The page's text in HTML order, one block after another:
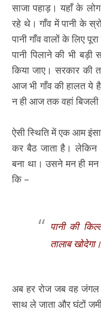
साजा पहाड़। यहाँ के
रहे थे। गाँव में पानी के
पानी गाँव वालों के लिए
पानी पिलाने की भी
किया जाए। सरकार की
आज भी गाँव की हालत ये
न ही आज तक वहां बिजली
ऐसी स्थिति में एक आम
कर बैठ जाता है। लेकिन
बना था। उसने मन ही
कि –
पानी की
तालाब खोदेगा।
अब हर रोज जब वह जंगल
साथ ले जाता और घंटों